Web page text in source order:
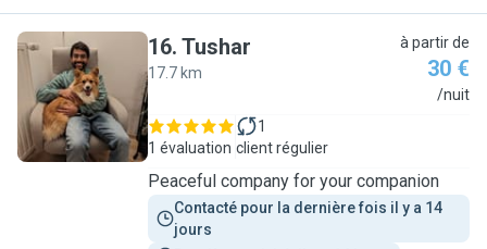
T
16. Tushar
17.7 km
à partir de
30 €
/nuit
1 évaluation
1
client régulier
Peaceful company for your companion
Contacté pour la dernière fois il y a 14
jours